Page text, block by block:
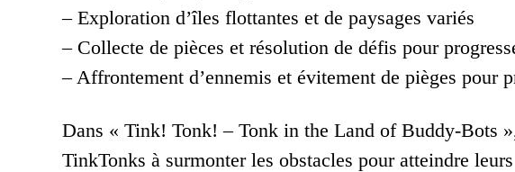
– Exploration d’îles flottantes et de paysages variés
– Collecte de pièces et résolution de défis pour
– Affrontement d’ennemis et évitement de pièges pour
Dans « Tink! Tonk! – Tonk in the Land of Buddy-Bots
TinkTonks à surmonter les obstacles pour atteindre